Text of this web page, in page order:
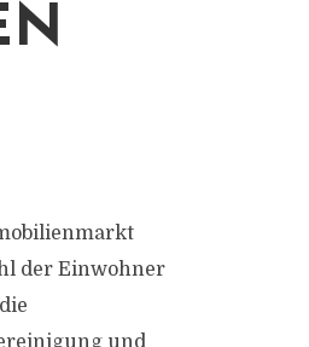
der Einwohner
und